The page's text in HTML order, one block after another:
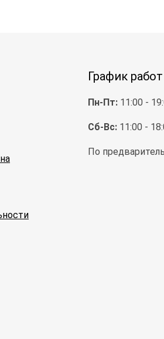
График
Пн-Пт: 11:00 -
Сб-Вс: 11:00 -
По